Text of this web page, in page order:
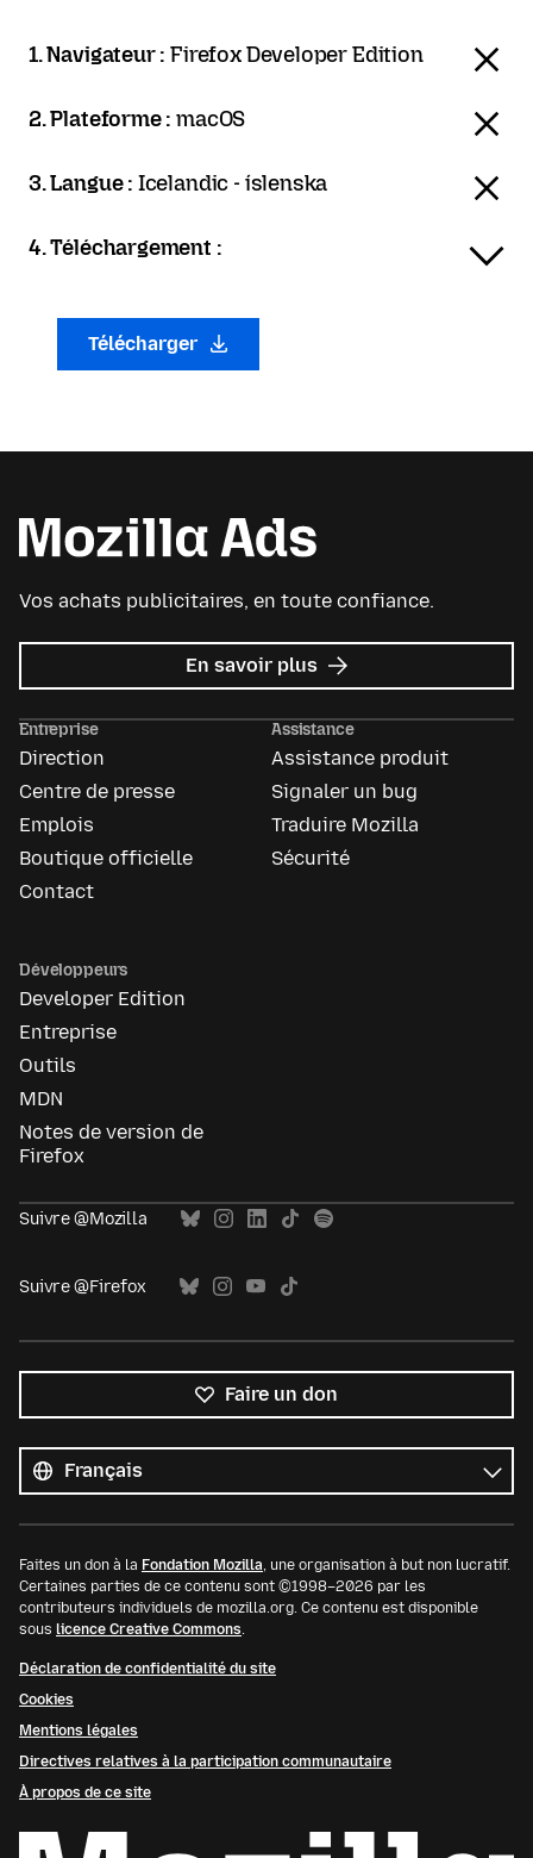
1. Navigateur :Firefox Developer Edition
2. Plateforme :macOS
3. Langue : Icelandic - íslenska
4. Téléchargement :
Télécharger
Vos achats publicitaires, en toute confiance.
En savoir plus sur
Mozilla
Entreprise
Direction
Centre de presse
Emplois
Boutique officielle
Contact
Assistance
Assistance produit
Signaler un bug
Traduire Mozilla
Sécurité
Développeurs
Developer Edition
Entreprise
Outils
MDN
Notes de version de
Firefox
Suivre @Mozilla
Suivre @Firefox
Faire un don
les
langues
Langue
Faites un don à la Fondation Mozilla, une organisation à but non lucratif.
Certaines parties de ce contenu sont ©1998–2026 par les
contributeurs individuels de mozilla.org. Ce contenu est disponible
sous licence Creative Commons.
Déclaration de confidentialité du site
Cookies
Mentions légales
Directives relatives à la participation communautaire
À propos de ce site